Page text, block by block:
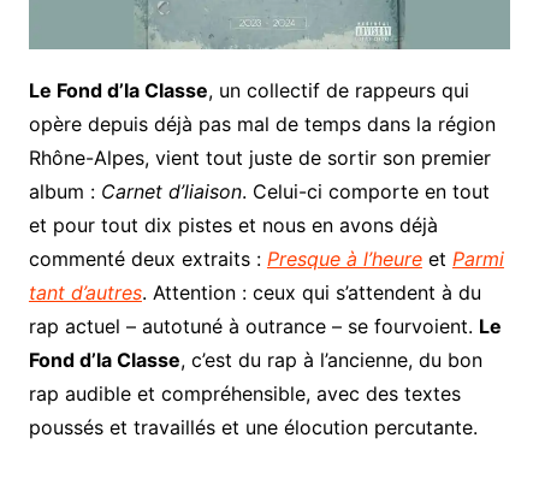
Le Fond d’la Classe, un collectif de rappeurs qui
opère depuis déjà pas mal de temps dans la région
Rhône-Alpes, vient tout juste de sortir son premier
album : Carnet d’liaison. Celui-ci comporte en tout
et pour tout dix pistes et nous en avons déjà
commenté deux extraits : Presque à l’heureet Parmi
tant d’autres. Attention : ceux qui s’attendent à du
rap actuel – autotuné à outrance – se fourvoient. Le
Fond d’la Classe, c’est du rap à l’ancienne, du bon
rap audible et compréhensible, avec des textes
poussés et travaillés et une élocution percutante.